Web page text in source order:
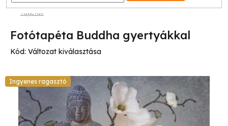
Tapéták
Fotótapéta Buddha gyertyákkal
Kód: Változat kiválasztása
Ingyenes ragasztó